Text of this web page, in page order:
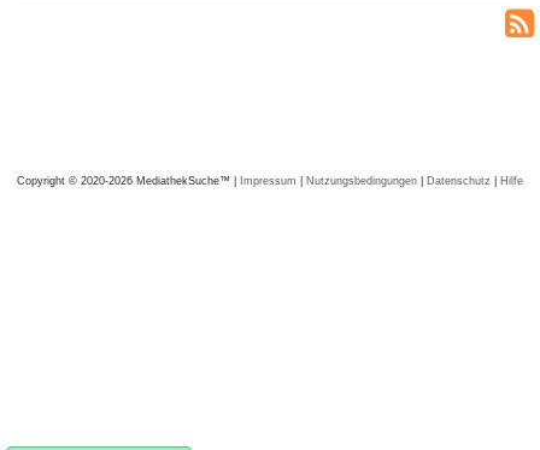
Copyright © 2020-2026 MediathekSuche™ | Impressum | Nutzungsbedingungen | Datenschutz | Hilfe